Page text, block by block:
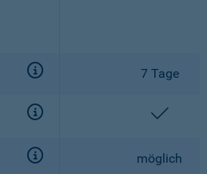
7 Tage
möglich